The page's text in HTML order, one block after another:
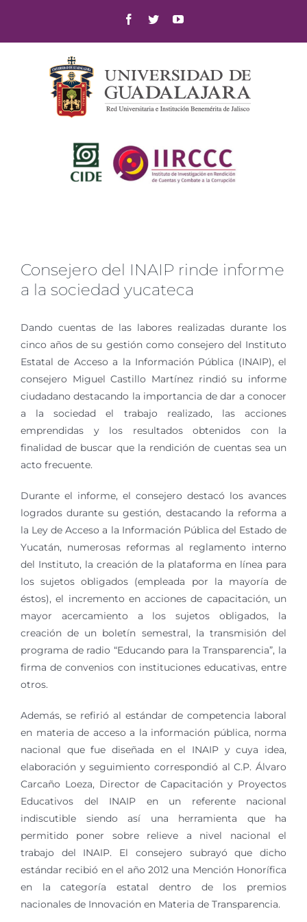
content
Facebook
TwitterYouTube
Consejero del INAIP rinde informe
a la sociedad yucateca
Dando cuentas de las labores realizadas durante los
cinco años de su gestión como consejero del Instituto
Estatal de Acceso a la Información Pública (INAIP), el
consejero Miguel Castillo Martínez rindió su informe
ciudadano destacando la importancia de dar a conocer
a la sociedad el trabajo realizado, las acciones
emprendidas y los resultados obtenidos con la
finalidad de buscar que la rendición de cuentas sea un
acto frecuente.
Durante el informe, el consejero destacó los avances
logrados durante su gestión, destacando la reforma a
la Ley de Acceso a la Información Pública del Estado de
Yucatán, numerosas reformas al reglamento interno
del Instituto, la creación de la plataforma en línea para
los sujetos obligados (empleada por la mayoría de
éstos), el incremento en acciones de capacitación, un
mayor acercamiento a los sujetos obligados, la
creación de un boletín semestral, la transmisión del
programa de radio “Educando para la Transparencia”, la
firma de convenios con instituciones educativas, entre
otros.
Además, se refirió al estándar de competencia laboral
en materia de acceso a la información pública, norma
nacional que fue diseñada en el INAIP y cuya idea,
elaboración y seguimiento correspondió al C.P. Álvaro
Carcaño Loeza, Director de Capacitación y Proyectos
Educativos del INAIP en un referente nacional
indiscutible siendo así una herramienta que ha
permitido poner sobre relieve a nivel nacional el
trabajo del INAIP. El consejero subrayó que dicho
estándar recibió en el año 2012 una Mención Honorífica
en la categoría estatal dentro de los premios
nacionales de Innovación en Materia de Transparencia.